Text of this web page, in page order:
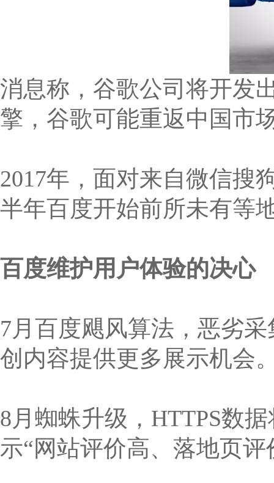
消息称，谷歌公司将开发
擎，谷歌可能重返中国市
2017年，面对来自微信搜
半年百度开始前所未有等
百度维护用户体验的决心
7月百度飓风算法，恶劣
创内容提供更多展示机会
8月蜘蛛升级，HTTPS数
示“网站评价高、落地页